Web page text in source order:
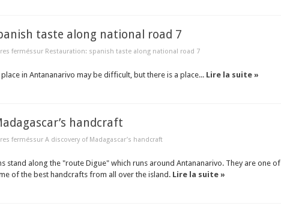
taste along national road 7
ferméssur Restauration: spanish taste along national road 7
in Antananarivo may be difficult, but there is a place... Lire la suite »
handcraft
ferméssur A discovery of Madagascar’s handcraft
stand along the "route Digue" which runs around Antananarivo. They are one of
of the best handcrafts from all over the island. Lire la suite »